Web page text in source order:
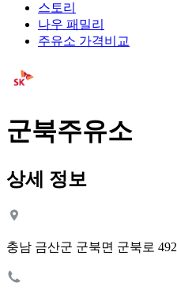
스토리
나우 패밀리
주유소 가격비교
군북주유소
상세 정보
충남 금산군 군북면 군북로 492